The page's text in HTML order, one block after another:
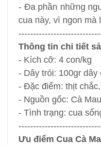
- Đa phần những
cua này, vì ngon mà
Thông tin chi tiết
- Kích cỡ: 4 con/kg
- Dây trói: 100gr dây
- Đặc điểm: thịt
- Nguồn gốc: Cà
- Tình trạng: cua
Ưu điểm Cua Cà